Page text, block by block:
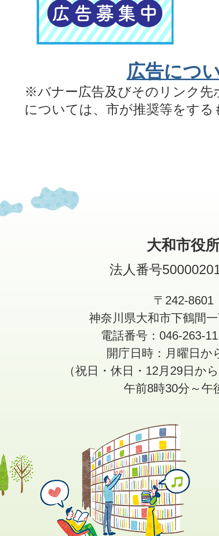
広告につ
※バナー広告及びそのリンク先
については、市が推奨等をす
大和市役
法人番号
〒242-8601
神奈川県大和市下鶴間
電話番号：046-263-
開庁日時：月曜日か
（祝日・休日・12月29日か
午前8時30分～午